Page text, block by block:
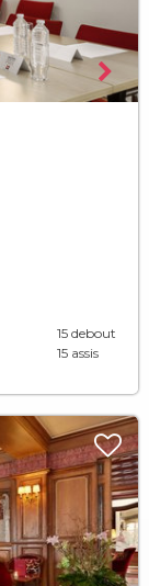
15 debout
15 assis